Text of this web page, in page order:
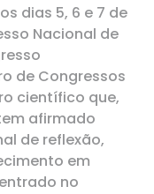
dias 5, 6 e 7 de
Nacional de
de Congressos
científico que,
afirmado
de reflexão,
em
no